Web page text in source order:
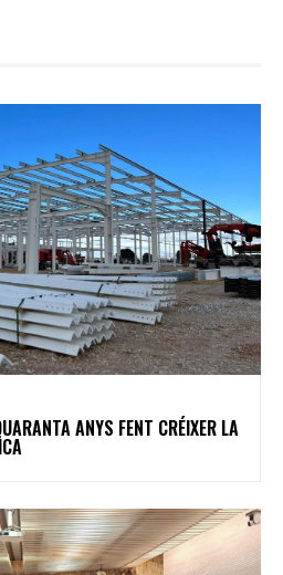
ANYS FENT CRÉIXER LA